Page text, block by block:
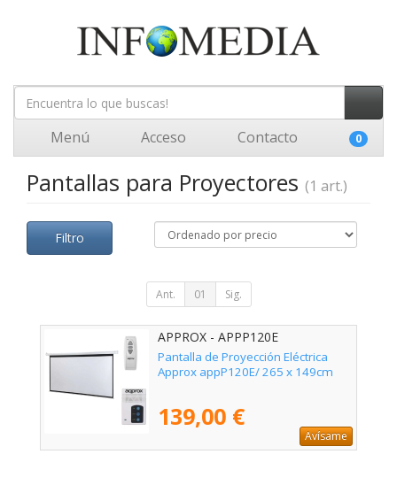
Menú Acceso Contacto 0
Pantallas para Proyectores (1 art.)
Filtro
Ant. 01 Sig.
APPROX - APPP120E
Pantalla de Proyección Eléctrica
Approx appP120E/ 265 x 149cm
139,00 €
Avísame